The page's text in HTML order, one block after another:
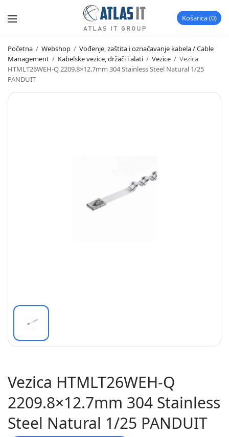
Košarica 0
Početna / Webshop / Vođenje, zaštita i označavanje kabela / Cable
Management / Kabelske vezice, držači i alati / Vezice / Vezica
HTMLT26WEH-Q 2209.8×12.7mm 304 Stainless Steel Natural 1/25
PANDUIT
Vezica HTMLT26WEH-Q
2209.8×12.7mm 304 Stainless
Steel Natural 1/25 PANDUIT